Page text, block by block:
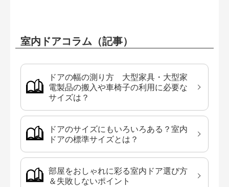
室内ドアコラム（記事）
ドアの幅の測り方 大型家具・大型家
電製品の搬入や車椅子の利用に必要な
サイズは？
ドアのサイズにもいろいろある？室内
ドアの標準サイズとは？
部屋をおしゃれに彩る室内ドア選び方
＆失敗しないポイント